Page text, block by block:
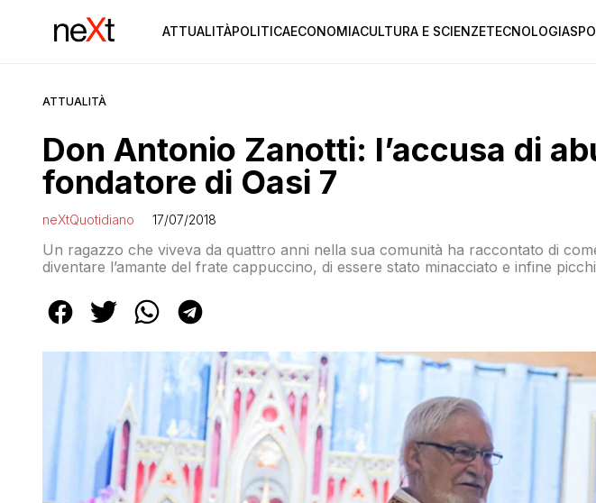
ATTUALITÀPOLITICAECONOMIACULTURA E SCIENZETECNOLOGIA
ATTUALITÀ
Don Antonio Zanotti: l’accusa di
fondatore di Oasi 7
neXtQuotidiano 17/07/2018
Un ragazzo che viveva da quattro anni nella sua comunità ha raccontato di
diventare l’amante del frate cappuccino, di essere stato minacciato e infine